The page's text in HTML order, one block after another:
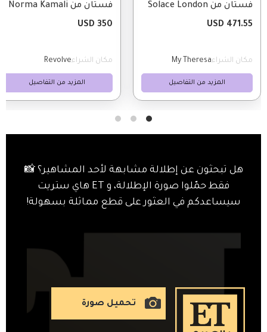
فستان من Solace London
471.55 USD
مكان الشراءMy Theresa
المزيد من التفاصيل
فستان من Norma Kamali
350 USD
مكان الشراءRevolve
المزيد من التفاصيل
هل تبحثون عن إطلالة مشابهة لأحد المشاهير؟ 📸
فقط حمّلوا صورة الإطلالة، و ET هاي ستريت
سيساعدكم في العثور على قطع مماثلة بسهولة!
تحميل صورة